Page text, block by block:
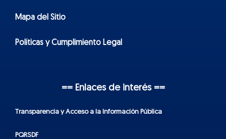
Mapa del Sitio
Políticas y Cumplimiento Legal
== Enlaces de interés ==
Transparencia y Acceso a la Información Pública
PQRSDF